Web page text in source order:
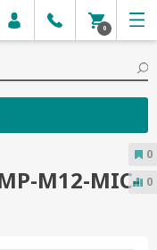
0
M12-MIC-
0
0